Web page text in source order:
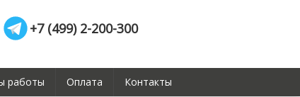
+7 (499) 2-200-300
работы Оплата Контакты